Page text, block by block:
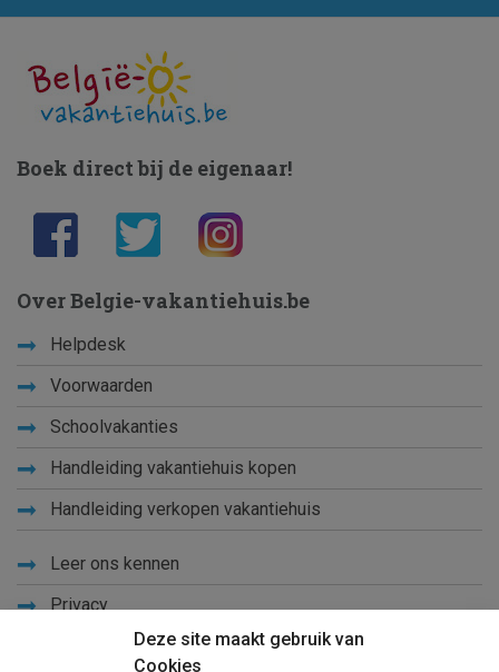
Deze site maakt gebruik van
Cookies
Boek direct bij de eigenaar!
Over Belgie-vakantiehuis.be
Helpdesk
Voorwaarden
Schoolvakanties
Handleiding vakantiehuis kopen
Handleiding verkopen vakantiehuis
Leer ons kennen
Privacy